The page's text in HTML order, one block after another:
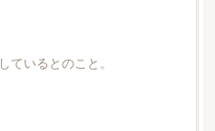
ているとのこと。